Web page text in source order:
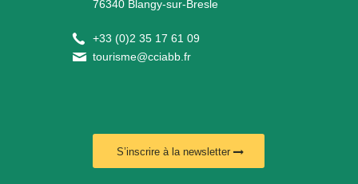
76340 Blangy-sur-Bresle
+33 (0)2 35 17 61 09
tourisme@cciabb.fr
S’inscrire à la newsletter